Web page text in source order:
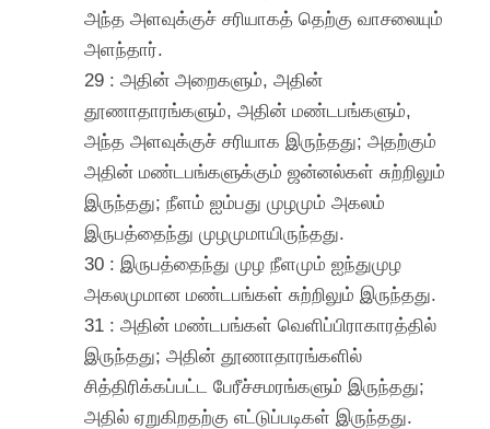
அந்த அளவுக்குச் சரியாகத் தெற்கு வாசலையும்
அளந்தார்.
29 : அதின் அறைகளும், அதின்
தூணாதாரங்களும், அதின் மண்டபங்களும்,
அந்த அளவுக்குச் சரியாக இருந்தது; அதற்கும்
அதின் மண்டபங்களுக்கும் ஜன்னல்கள் சுற்றிலும்
இருந்தது; நீளம் ஐம்பது முழமும் அகலம்
இருபத்தைந்து முழமுமாயிருந்தது.
30 : இருபத்தைந்து முழ நீளமும் ஐந்துமுழ
அகலமுமான மண்டபங்கள் சுற்றிலும் இருந்தது.
31 : அதின் மண்டபங்கள் வெளிப்பிராகாரத்தில்
இருந்தது; அதின் தூணாதாரங்களில்
சித்திரிக்கப்பட்ட பேரீச்சமரங்களும் இருந்தது;
அதில் ஏறுகிறதற்கு எட்டுப்படிகள் இருந்தது.